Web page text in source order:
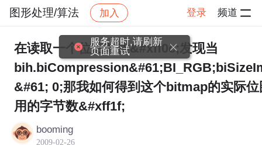
图形处理/算法 加入 登录 频道
社区 图形处理/算法 帖子详情
在读取一个位图时候&#xff0c;发现当
&#61; 0;那我如何得到这个bitmap的实际位
用的字节数&#xff1f;
booming
2009-02-26
服务超时,请刷新
页面重试